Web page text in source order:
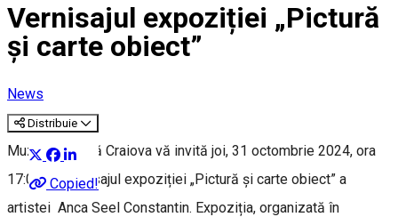
Vernisajul expoziției „Pictură
și carte obiect”
News
Distribuie
Copied!
Muzeul de Artă Craiova vă invită joi, 31 octombrie 2024, ora
17:00, la vernisajul expoziției „Pictură și carte obiect” a
artistei Anca Seel Constantin. Expoziția, organizată în